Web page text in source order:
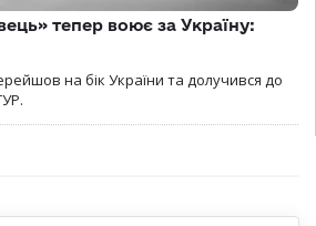
тепер воює за Україну:
на бік України та долучився до